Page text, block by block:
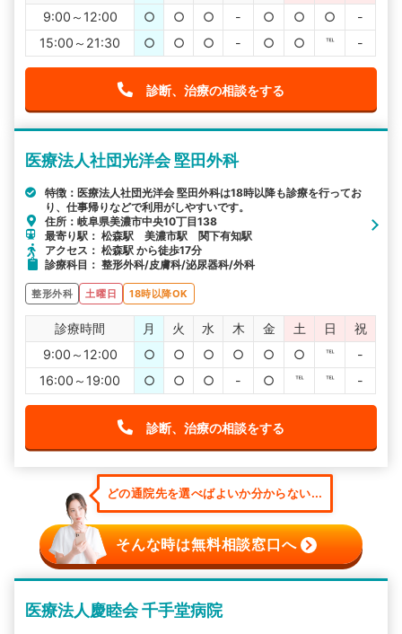
9:00～12:00
○ ○ ○ - ○ ○ ○
-
15:00～21:30
○ ○ ○ - ○ ○ ℡ -
診断、治療の相談をする
医療法人社団光洋会 堅田外科
特徴：医療法人社団光洋会 堅田外科は18時以降も診療を行ってお
り、仕事帰りなどで利用がしやすいです。
住所：岐阜県美濃市中央10丁目138
最寄り駅： 松森駅 美濃市駅 関下有知駅
アクセス： 松森駅 から徒歩17分
診療科目： 整形外科/皮膚科/泌尿器科/外科
整形外科 土曜日 18時以降OK
診療時間 月 火 水 木 金 土 日
祝
9:00～12:00
○ ○ ○ ○ ○ ○ ℡
-
16:00～19:00
○ ○ ○ - ○ ℡ ℡ -
診断、治療の相談をする
どの通院先を選べばよいか分からない...
そんな時は無料相談窓口へ
医療法人慶睦会 千手堂病院